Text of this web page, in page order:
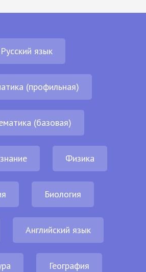
Русский язык
(профильная)
(базовая)
Физика
Биология
Английский язык
География